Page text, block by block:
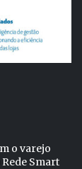
o varejo
Smart